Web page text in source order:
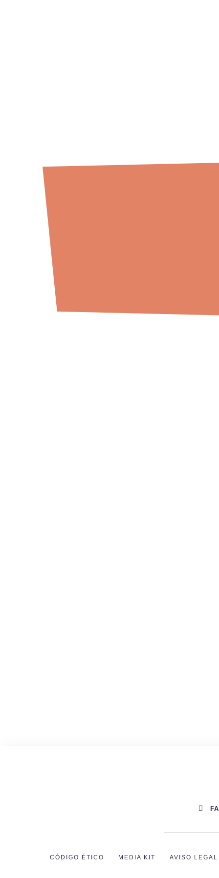
CÓDIGO ÉTICO MEDIA KIT AVISO LEGAL